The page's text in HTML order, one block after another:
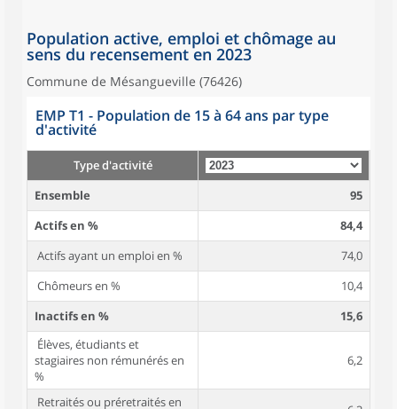
Population active, emploi et chômage au
sens du recensement en 2023
Commune de Mésangueville (76426)
EMP T1 - Population de 15 à 64 ans par type
d'activité
Type d'activité
Ensemble
95
Actifs en %
84,4
Actifs ayant un emploi en %
74,0
Chômeurs en %
10,4
Inactifs en %
15,6
Élèves, étudiants et
stagiaires non rémunérés en
%
6,2
Retraités ou préretraités en